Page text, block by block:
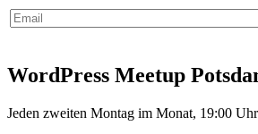
WordPress Meetup
Jeden zweiten Montag im Monat, 19:00 Uhr